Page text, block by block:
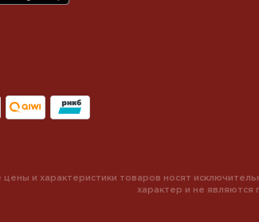
цены и характеристики товаров носят
характер и не являются